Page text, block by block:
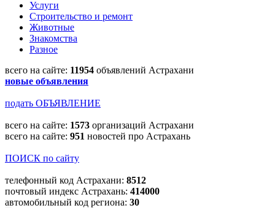
Услуги
Строительство и ремонт
Животные
Знакомства
Разное
всего на сайте: 11954 объявлений Астрахани
новые объявления
подать ОБЪЯВЛЕНИЕ
всего на сайте: 1573 организаций Астрахани
всего на сайте: 951 новостей про Астрахань
ПОИСК по сайту
телефонный код Астрахани: 8512
почтовый индекс Астрахань: 414000
автомобильный код региона: 30